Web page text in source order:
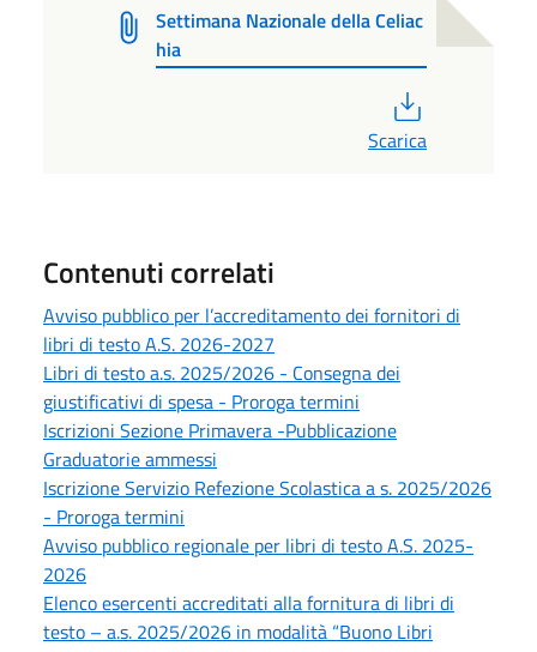
Settimana Nazionale della Celiac
hia
Scarica
Contenuti correlati
Avviso pubblico per l’accreditamento dei fornitori di
libri di testo A.S. 2026-2027
Libri di testo a.s. 2025/2026 - Consegna dei
giustificativi di spesa - Proroga termini
Iscrizioni Sezione Primavera -Pubblicazione
Graduatorie ammessi
Iscrizione Servizio Refezione Scolastica a s. 2025/2026
- Proroga termini
Avviso pubblico regionale per libri di testo A.S. 2025-
2026
Elenco esercenti accreditati alla fornitura di libri di
testo – a.s. 2025/2026 in modalità “Buono Libri